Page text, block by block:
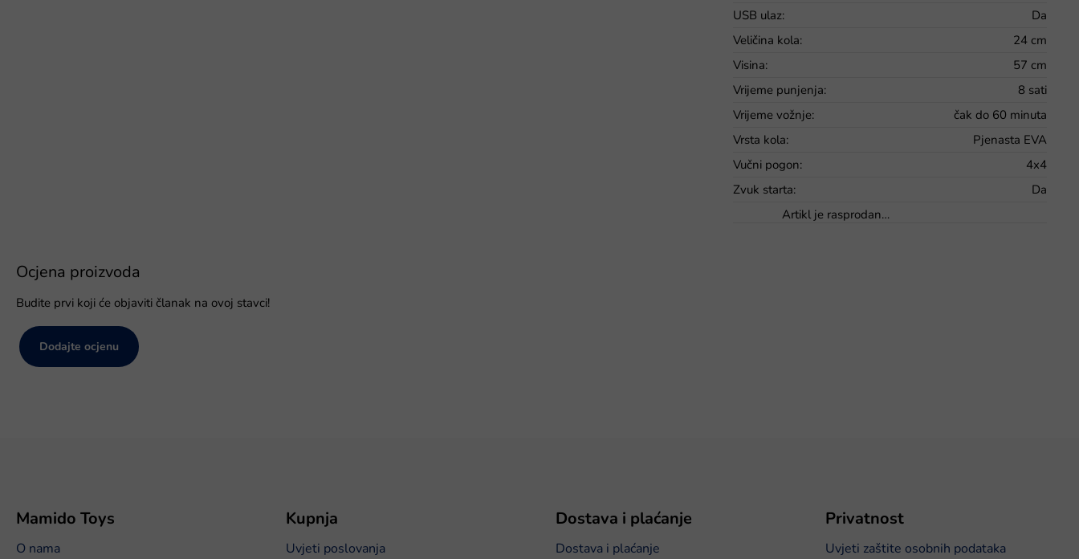
USB ulaz:
Da
Veličina kola:
24 cm
Visina:
57 cm
Vrijeme punjenja:
8 sati
Vrijeme vožnje:
čak do 60 minuta
Vrsta kola:
Pjenasta EVA
Vučni pogon:
4x4
Zvuk starta:
Da
Artikl je rasprodan…
Ocjena proizvoda
Budite prvi koji će objaviti članak na ovoj stavci!
Dodajte ocjenu
Mamido Toys
O nama
Kupnja
Uvjeti poslovanja
Dostava i plaćanje
Dostava i plaćanje
Privatnost
Uvjeti zaštite osobnih podataka